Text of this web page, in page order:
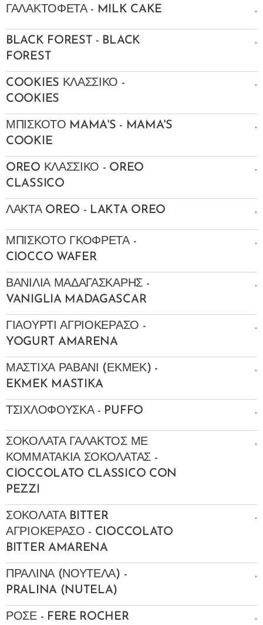
ΓΑΛΑΚΤΟΦΕΤΑ - MILK CAKE .
BLACK FOREST - BLACK
FOREST
.
COOKIES ΚΛΑΣΣΙΚΟ -
COOKIES
.
ΜΠΙΣΚΟΤΟ MAMA'S - MAMA'S
COOKIE
.
OREO ΚΛΑΣΣΙΚΟ - OREO
CLASSICO
.
ΛΑΚΤΑ OREO - LAKTA OREO .
ΜΠΙΣΚΟΤΟ ΓΚΟΦΡΕΤΑ -
CIOCCO WAFER
.
ΒΑΝΙΛΙΑ ΜΑΔΑΓΑΣΚΑΡΗΣ -
VANIGLIA MADAGASCAR
.
ΓΙΑΟΥΡΤΙ ΑΓΡΙΟΚΕΡΑΣΟ -
YOGURT AMARENA
.
ΜΑΣΤΙΧΑ ΡΑΒΑΝΙ (ΕΚΜΕΚ) -
EKMEK MASTIKA
.
ΤΣΙΧΛΟΦΟΥΣΚΑ - PUFFO .
ΣΟΚΟΛΑΤΑ ΓΑΛΑΚΤΟΣ ΜΕ
ΚΟΜΜΑΤΑΚΙΑ ΣΟΚΟΛΑΤΑΣ -
CIOCCOLATO CLASSICO CON
PEZZI
.
ΣΟΚΟΛΑΤΑ BITTER
ΑΓΡΙΟΚΕΡΑΣΟ - CIOCCOLATO
BITTER AMARENA
.
ΠΡΑΛΙΝΑ (ΝΟΥΤΕΛΑ) -
PRALINA (NUTELA)
.
ΡΟΣΕ - FERE ROCHER .